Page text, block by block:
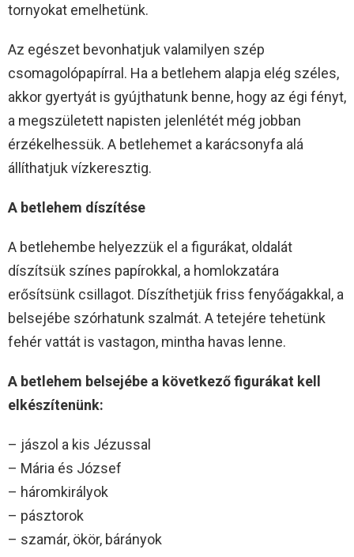
tornyokat emelhetünk.
Az egészet bevonhatjuk valamilyen szép
csomagolópapírral. Ha a betlehem alapja elég széles,
akkor gyertyát is gyújthatunk benne, hogy az égi fényt,
a megszületett napisten jelenlétét még jobban
érzékelhessük. A betlehemet a karácsonyfa alá
állíthatjuk vízkeresztig.
A betlehem díszítése
A betlehembe helyezzük el a figurákat, oldalát
díszítsük színes papírokkal, a homlokzatára
erősítsünk csillagot. Díszíthetjük friss fenyőágakkal, a
belsejébe szórhatunk szalmát. A tetejére tehetünk
fehér vattát is vastagon, mintha havas lenne.
A betlehem belsejébe a következő figurákat kell
elkészítenünk:
– jászol a kis Jézussal
– Mária és József
– háromkirályok
– pásztorok
– szamár, ökör, bárányok